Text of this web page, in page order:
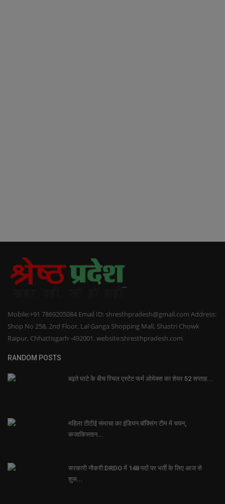
Mobile:+91 7869205084 Email ID: shresthpradesh@gmail.com Address:
Shop No 258, 2nd Floor, Lal Ganga Shopping Mall, Shastri Chowk
Raipur, Chhattisgarh -492001. website:shresthpradesh.com
RANDOM POSTS
बढ़ते घाटे के बीच रियल एस्टेट फर्म ओमेक्स का शेयर 52 सप्ताह...
महिला टीटीई संमाचा का इंडियन बॉक्सिंग टीम में चयन,
कजाकिस्तान...
सरकारी नौकरी:DRDO में 148 पदों पर भर्ती के लिए आज से
शुरू...